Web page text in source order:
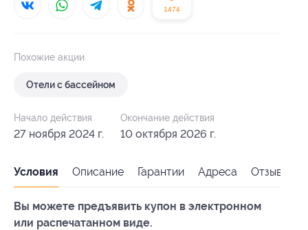
1474
Похожие акции
Отели с бассейном
Начало действия
27 ноября 2024 г.
Окончание действия
10 октября 2026 г.
Условия Описание Гарантии Адреса Отзывы
Вы можете предъявить купон в электронном
или распечатанном виде.